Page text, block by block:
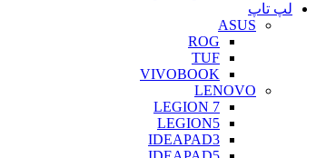
لپ تاپ
ASUS
ROG
TUF
VIVOBOOK
LENOVO
LEGION 7
LEGION5
IDEAPAD3